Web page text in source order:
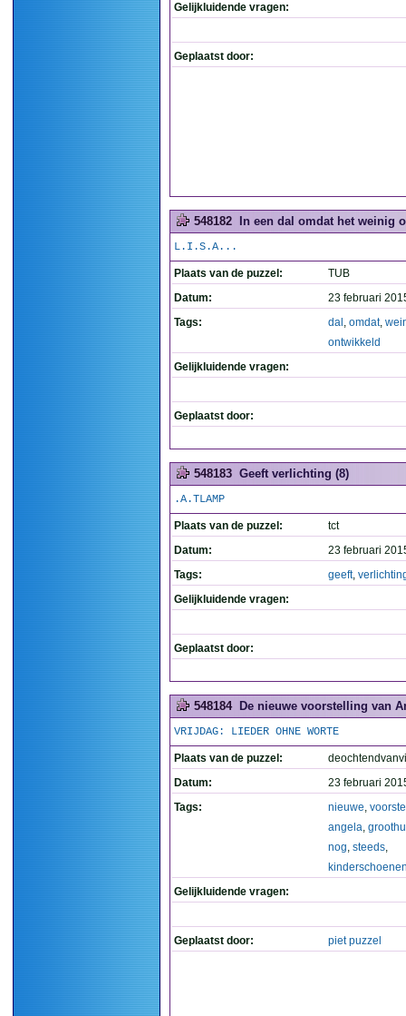
Gelijkluidende vragen:
Geplaatst door:
548182 In een dal omdat het weinig
L.I.S.A...
Plaats van de puzzel:
TUB
Datum:
23 februari
Tags:
dal , omdat,
ontwikkeld
Gelijkluidende vragen:
Geplaatst door:
548183 Geeft verlichting (8)
.A.TLAMP
Plaats van de puzzel:
tct
Datum:
23 februari
Tags:
geeft,
Gelijkluidende vragen:
Geplaatst door:
548184 De nieuwe voorstelling van
VRIJDAG: LIEDER OHNE WORTE
Plaats van de puzzel:
Datum:
23 februari
Tags:
nieuwe,
angela,
nog, steeds,
Gelijkluidende vragen:
Geplaatst door: piet puzzel